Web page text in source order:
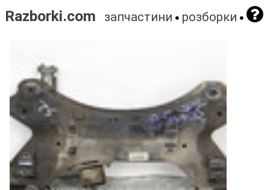
Razborki.com запчастини розборки